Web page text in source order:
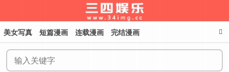
美女写真 短篇漫画 连载漫画 完结漫画